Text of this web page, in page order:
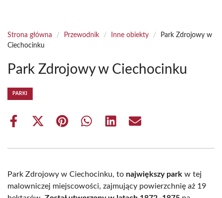
Strona główna / Przewodnik / Inne obiekty /
Park Zdrojowy w
Ciechocinku
Park Zdrojowy w Ciechocinku
PARKI
Share
Share
(Twitter)
Share Share Share Share
Park Zdrojowy w Ciechocinku, to największy park w tej
malowniczej miejscowości, zajmujący powierzchnię aż 19